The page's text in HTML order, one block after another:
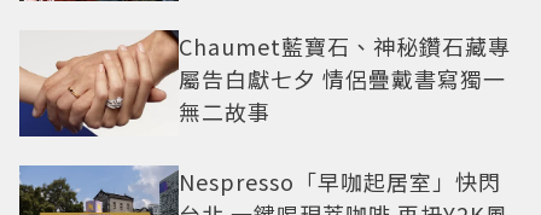
Chaumet藍寶石、神秘鑽石藏專
屬告白獻七夕 情侶疊戴書寫獨一
無二故事
Nespresso「早咖起居室」快閃